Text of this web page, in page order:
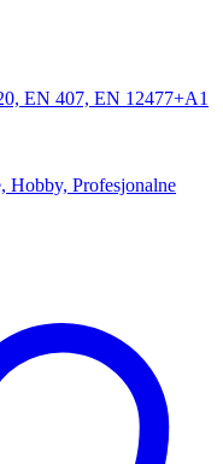
EN 407, EN 12477+A1
Hobby, Profesjonalne